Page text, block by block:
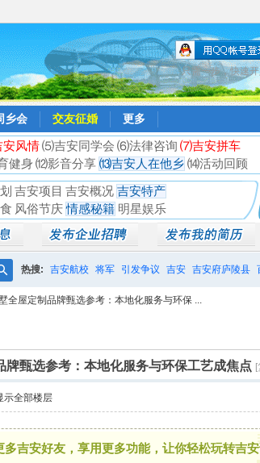
只需一步，快速
乡会 交友征婚 更多
风情⑸吉安同学会 ⑹法律咨询 ⑺吉安拼车
健身 ⑿影音分享 ⒀吉安人在他乡 ⒁活动回顾
吉安项目 吉安概况 吉安特产
风俗节庆 情感秘籍 明星娱乐
搜
热搜: 吉安航校 将军 引发争议 吉安 吉安府庐陵县
相亲聚会 井冈山
全屋定制品牌甄选参考：本地化服务与环保 ...
牌甄选参考：本地化服务与环保工艺成焦点
示全部楼层
多吉安好友，享用更多功能，让你轻松玩转吉